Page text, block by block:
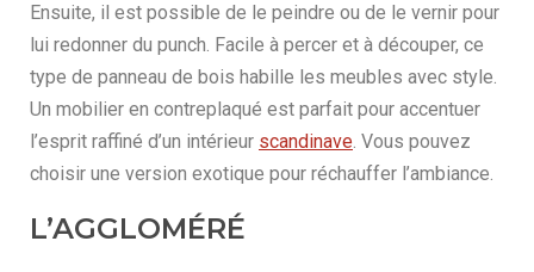
Ensuite, il est possible de le peindre ou de le vernir pour
lui redonner du punch. Facile à percer et à découper, ce
type de panneau de bois habille les meubles avec style.
Un mobilier en contreplaqué est parfait pour accentuer
l’esprit raffiné d’un intérieur scandinave. Vous pouvez
choisir une version exotique pour réchauffer l’ambiance.
L’AGGLOMÉRÉ